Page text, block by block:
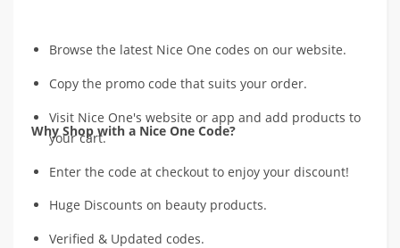
Browse the latest Nice One codes on our website.
Copy the promo code that suits your order.
Visit Nice One's website or app and add products to
your cart.
Enter the code at checkout to enjoy your discount!
Why Shop with a Nice One Code?
Huge Discounts on beauty products.
Verified & Updated codes.